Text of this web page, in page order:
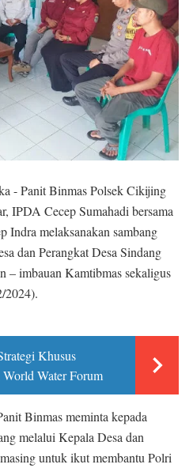
- Panit Binmas Polsek Cikijing
IPDA Cecep Sumahadi bersama
Indra melaksanakan sambang
dan Perangkat Desa Sindang
– imbauan Kamtibmas sekaligus
2024).
Khusus
Water Forum
Binmas meminta kepada
melalui Kepala Desa dan
untuk ikut membantu Polri